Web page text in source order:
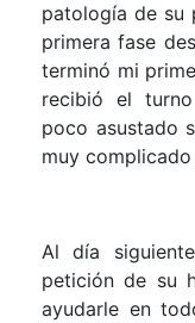
patología de su
primera fase
terminó mi
recibió el
poco asustado
muy
Al día
petición de su
ayudarle en